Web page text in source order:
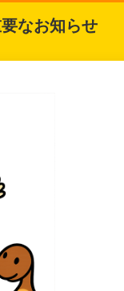
なお知らせ